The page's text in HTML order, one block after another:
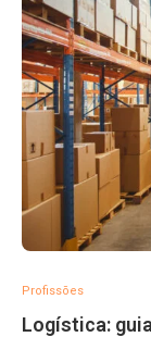
Profissões
Logística: